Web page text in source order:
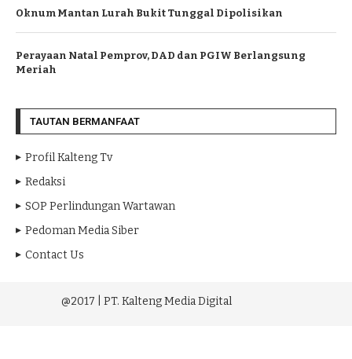
Oknum Mantan Lurah Bukit Tunggal Dipolisikan
Perayaan Natal Pemprov, DAD dan PGIW Berlangsung
Meriah
TAUTAN BERMANFAAT
Profil Kalteng Tv
Redaksi
SOP Perlindungan Wartawan
Pedoman Media Siber
Contact Us
@2017 | PT. Kalteng Media Digital